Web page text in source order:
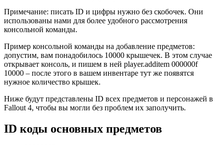
Примечание: писать ID и цифры нужно без скобочек. Они
использованы нами для более удобного рассмотрения
консольной команды.
Пример консольной команды на добавление предметов:
допустим, вам понадобилось 10000 крышечек. В этом случае
открывает консоль, и пишем в ней player.additem 000000f
10000 – после этого в вашем инвентаре тут же появятся
нужное количество крышек.
Ниже будут представлены ID всех предметов и персонажей в
Fallout 4, чтобы вы могли без проблем их заполучить.
ID коды основных предметов